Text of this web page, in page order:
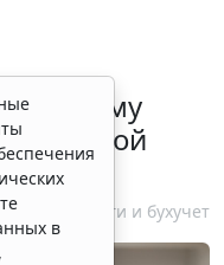
малому
Налоги и бухучет
в